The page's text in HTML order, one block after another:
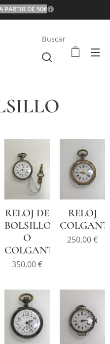
PARTIR DE 50€
Buscar
RELOJ DE
BOLSILLO
O
COLGANTE
350,00€
RELOJ
250,00€